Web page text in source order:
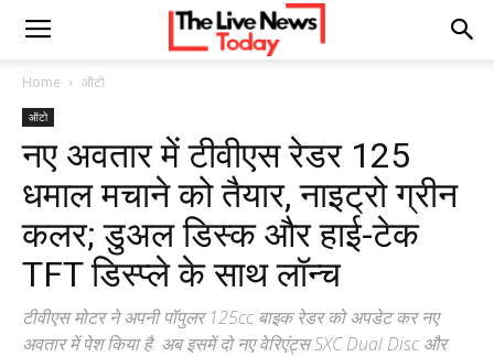
Home ऑटो
ऑटो
नए अवतार में टीवीएस रेडर 125
धमाल मचाने को तैयार, नाइट्रो ग्रीन
कलर; डुअल डिस्क और हाई-टेक
TFT डिस्प्ले के साथ लॉन्च
टीवीएस मोटर ने अपनी पॉपुलर 125cc बाइक रेडर को अपडेट कर नए
अवतार में पेश किया है. अब इसमें दो नए वेरिएंट्स SXC Dual Disc और